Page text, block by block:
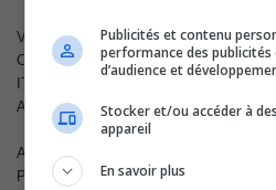
Vin rouge, 750 ml
Code SAQ : 10858123 Code CUP :
ITALIE
Abruzzes
APPELLATION D’ORIGINE
PRODUCTEUR Az. Agricola Dino
Publicités et contenu
performance des
d’audience et
Stocker et/ou accéder à
appareil
En savoir plus